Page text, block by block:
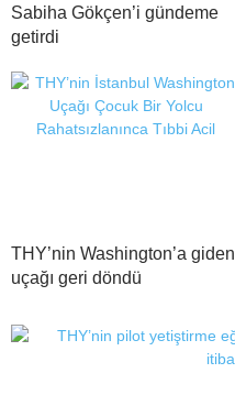
Sabiha Gökçen’i gündeme
getirdi
THY’nin Washington’a giden
uçağı geri döndü